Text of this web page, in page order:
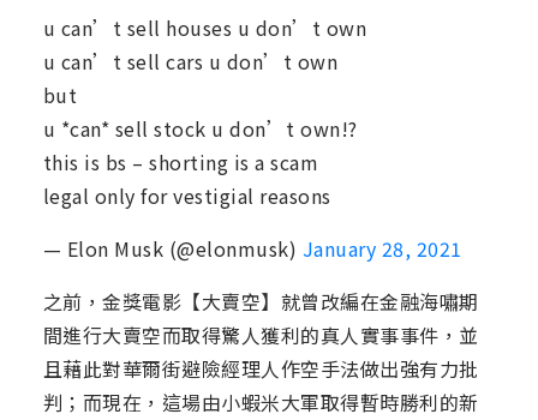
u can’t sell houses u don’t own
u can’t sell cars u don’t own
but
u *can* sell stock u don’t own!?
this is bs – shorting is a scam
legal only for vestigial reasons
— Elon Musk (@elonmusk) January 28, 2021
之前，金獎電影【大賣空】就曾改編在金融海嘯期
間進行大賣空而取得驚人獲利的真人實事事件，並
且藉此對華爾街避險經理人作空手法做出強有力批
判；而現在，這場由小蝦米大軍取得暫時勝利的新